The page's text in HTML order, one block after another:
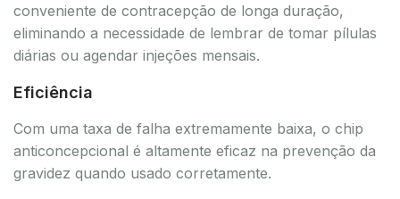
conveniente de contracepção de longa duração,
eliminando a necessidade de lembrar de tomar pílulas
diárias ou agendar injeções mensais.
Eficiência
Com uma taxa de falha extremamente baixa, o chip
anticoncepcional é altamente eficaz na prevenção da
gravidez quando usado corretamente.